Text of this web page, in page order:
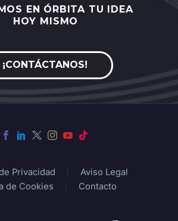
EN ÓRBITA TU
IDEA
HOY MISMO
¡CONTÁCTANOS!
Privacidad
Aviso Legal
de Cookies
Contacto